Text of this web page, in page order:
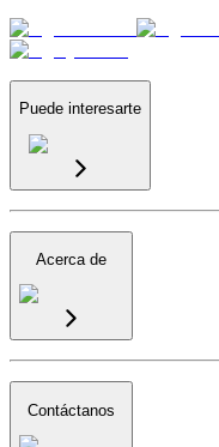
Puede interesarte
Acerca de
Contáctanos